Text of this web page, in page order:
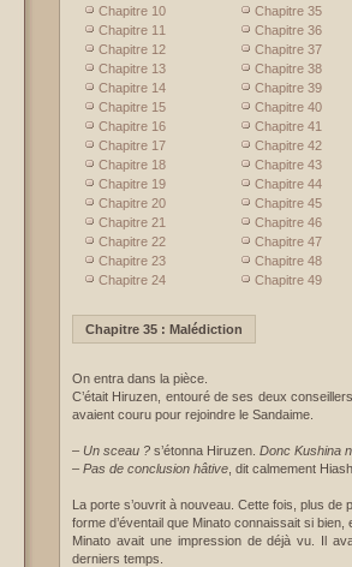
Chapitre 10
Chapitre 11
Chapitre 12
Chapitre 13
Chapitre 14
Chapitre 15
Chapitre 16
Chapitre 17
Chapitre 18
Chapitre 19
Chapitre 20
Chapitre 21
Chapitre 22
Chapitre 23
Chapitre 24
Chapitre 35
Chapitre 36
Chapitre 37
Chapitre 38
Chapitre 39
Chapitre 40
Chapitre 41
Chapitre 42
Chapitre 43
Chapitre 44
Chapitre 45
Chapitre 46
Chapitre 47
Chapitre 48
Chapitre 49
Chapitre 35 : Malédiction
On entra dans la pièce.
C’était Hiruzen, entouré de ses deux
avaient couru pour rejoindre le Sandaime.
– Un sceau ? s’étonna Hiruzen. Donc Kushina
– Pas de conclusion hâtive , dit calmement
La porte s’ouvrit à nouveau. Cette fois, plus
forme d’éventail que Minato connaissait si
Minato avait une impression de déjà vu. Il
derniers temps.